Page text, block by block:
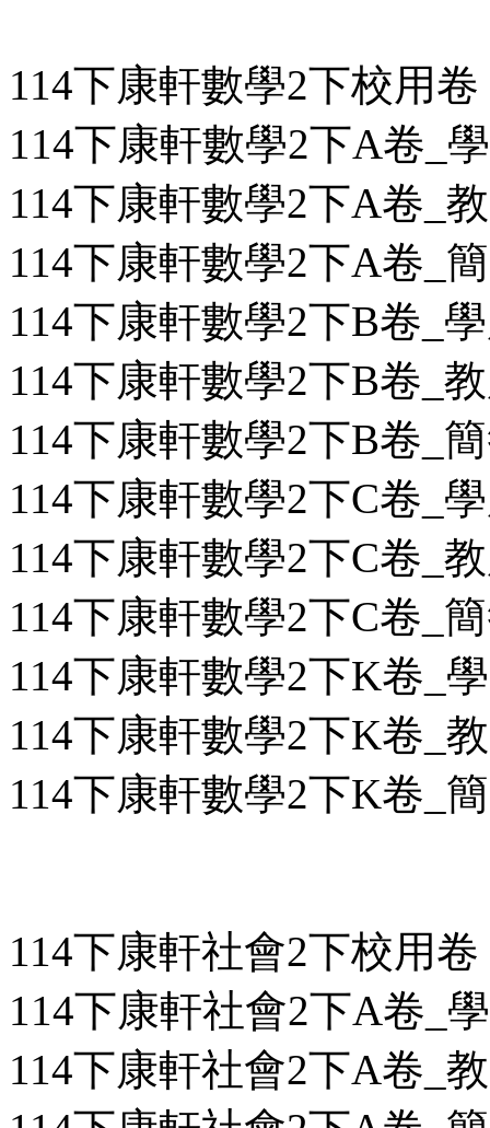
114下康軒數學2下校用卷
114下康軒數學2下A卷_
114下康軒數學2下A卷_
114下康軒數學2下A卷_
114下康軒數學2下B卷_
114下康軒數學2下B卷_
114下康軒數學2下B卷_
114下康軒數學2下C卷_
114下康軒數學2下C卷_
114下康軒數學2下C卷_
114下康軒數學2下K卷_
114下康軒數學2下K卷_
114下康軒數學2下K卷_
114下康軒社會2下校用卷
114下康軒社會2下A卷_
114下康軒社會2下A卷_